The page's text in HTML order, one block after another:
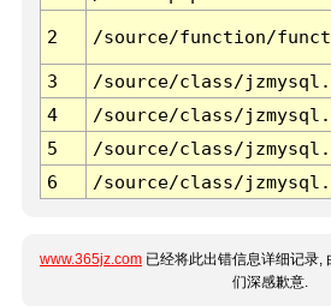
2 /source/function/
3 /source/class/
4
/source/class/
5
/source/class/
6
/source/class/
www.365jz.com 已经将此出错信息详细记录,
们深感歉意.